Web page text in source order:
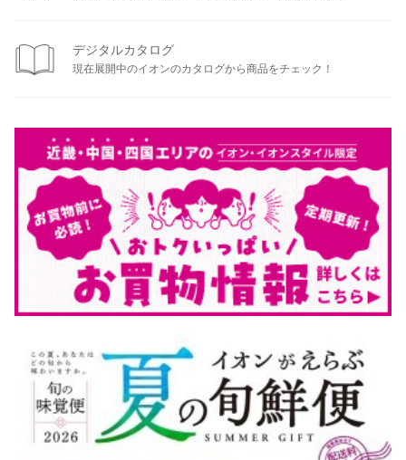
デジタルカタログ
現在展開中のイオンのカタログから商品をチェック！